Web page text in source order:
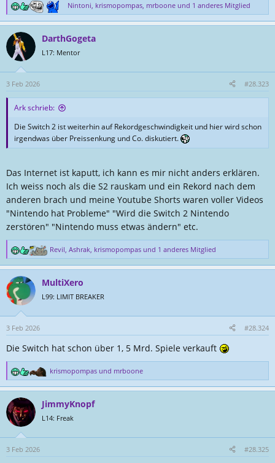
R
e
k
o
n
Nintoni, krismopompas, mrboone und 1 anderes Mitglied
DarthGogeta
L17: Mentor
3 Feb 2026 #28.323
Ark schrieb:
Die Switch 2 ist weiterhin auf Rekordgeschwindigkeit und hier wird schon
irgendwas über Preissenkung und Co. diskutiert.
Das Internet ist kaputt, ich kann es mir nicht anders erklären.
Ich weiss noch als die S2 rauskam und ein Rekord nach dem
anderen brach und meine Youtube Shorts waren voller Videos
"Nintendo hat Probleme" "Wird die Switch 2 Nintendo
zerstören" "Nintendo muss etwas ändern" etc.
R
e
k
t
o
n
e
n
Revil, Ashrak, krismopompas und 1 anderes Mitglied
MultiXero
L99: LIMIT BREAKER
3 Feb 2026 #28.324
Die Switch hat schon über 1, 5 Mrd. Spiele verkauft
R
e
k
t
o
n
krismopompas und mrboone
JimmyKnopf
L14: Freak
3 Feb 2026 #28.325